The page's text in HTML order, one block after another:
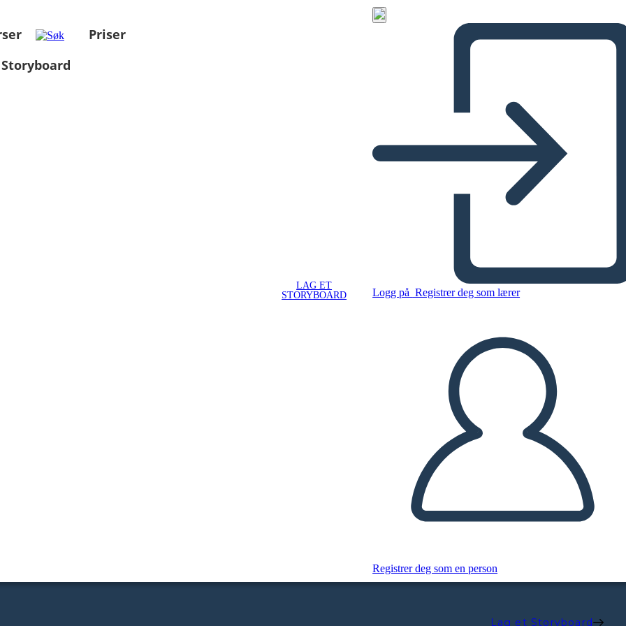
Priser
LAG ET
STORYBOARD
Logg på Registrer deg som lærer
Registrer deg som en person
Lag et Storyboard